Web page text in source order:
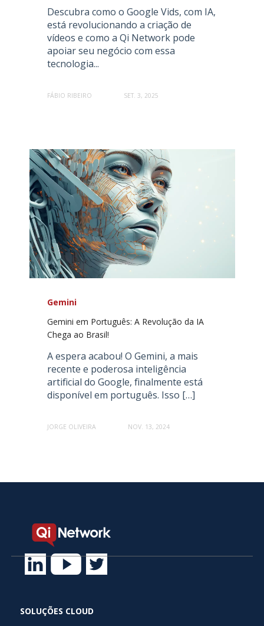
Descubra como o Google Vids, com IA,
está revolucionando a criação de
vídeos e como a Qi Network pode
apoiar seu negócio com essa
tecnologia...
FÁBIO RIBEIRO SET. 3, 2025
Gemini
Gemini em Português: A Revolução da IA
Chega ao Brasil!
A espera acabou! O Gemini, a mais
recente e poderosa inteligência
artificial do Google, finalmente está
disponível em português. Isso […]
JORGE OLIVEIRA NOV. 13, 2024
SOLUÇÕES CLOUD